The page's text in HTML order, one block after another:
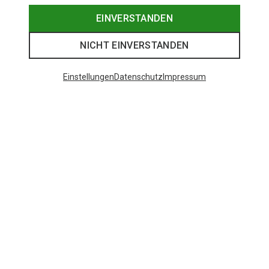
EINVERSTANDEN
NICHT EINVERSTANDEN
EinstellungenDatenschutz Impressum